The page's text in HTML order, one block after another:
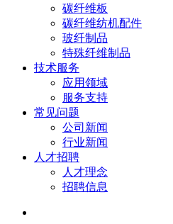
碳纤维板
碳纤维纺机配件
玻纤制品
特殊纤维制品
技术服务
应用领域
服务支持
常见问题
公司新闻
行业新闻
人才招聘
人才理念
招聘信息